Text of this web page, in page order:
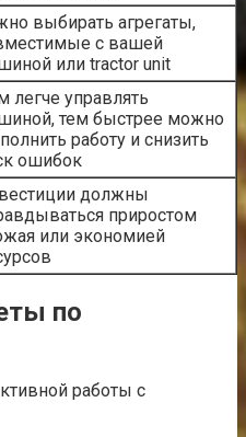
выбирать агрегаты,
с вашей
или tractor unit
легче управлять
тем быстрее можно
работу и снизить
ошибок
должны
приростом
или экономией
по
работы с